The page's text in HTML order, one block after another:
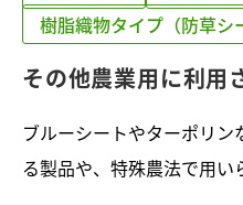
樹脂織物タイプ（防草シ
その他農業用に利用
ブルーシートやターポリ
る製品や、特殊農法で用い